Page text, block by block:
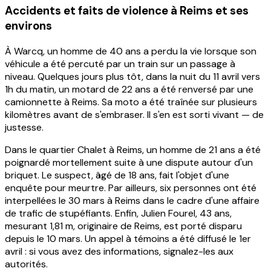
Accidents et faits de violence à Reims et ses
environs
À Warcq, un homme de 40 ans a perdu la vie lorsque son
véhicule a été percuté par un train sur un passage à
niveau. Quelques jours plus tôt, dans la nuit du 11 avril vers
1h du matin, un motard de 22 ans a été renversé par une
camionnette à Reims. Sa moto a été traînée sur plusieurs
kilomètres avant de s'embraser. Il s'en est sorti vivant — de
justesse.
Dans le quartier Chalet à Reims, un homme de 21 ans a été
poignardé mortellement suite à une dispute autour d'un
briquet. Le suspect, âgé de 18 ans, fait l'objet d'une
enquête pour meurtre. Par ailleurs, six personnes ont été
interpellées le 30 mars à Reims dans le cadre d'une affaire
de trafic de stupéfiants. Enfin, Julien Fourel, 43 ans,
mesurant 1,81 m, originaire de Reims, est porté disparu
depuis le 10 mars. Un appel à témoins a été diffusé le 1er
avril : si vous avez des informations, signalez-les aux
autorités.